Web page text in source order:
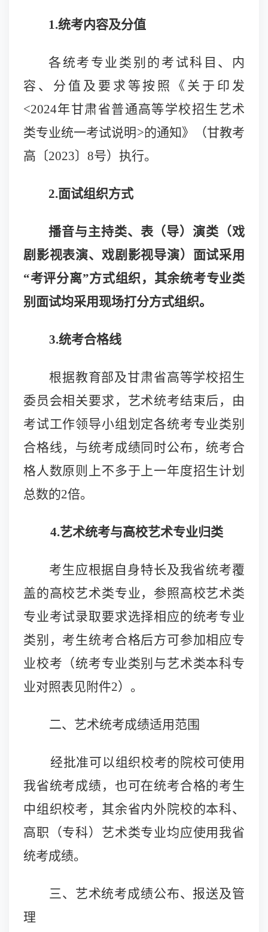
1.统考内容及分值
各统考 专业类别 的考试科目、内
容、分值及要求等按照《关于印发
<2024年甘肃省普通高等学校招生艺术
类专业统一考试说明>的通知》（甘教考
高〔2023〕8号） 执行。
2.面试组织方式
播音与主持类、表（导）演类（戏
剧影视表演、戏剧影视导演）面试采用
“考评分离”方式组织，其余统考专业类
别面试均采用现场打分方式组织。
3.统考合格线
根据教育部及甘肃省高等学校招生
委员会相关要求，艺术统考结束后，由
考试工作领导小组划定各统考专业类别
合格线，与统考成绩同时公布，统考合
格人数原则上不多于上一年度招生计划
总数的2倍。
4.艺术统考与高校艺术专业归类
考生应根据自身特长及我省统考覆
盖的高校艺术类专业，参照高校艺术类
专业考试录取要求选择相应的统考专业
类别，考生统考合格后方可参加相应专
业校考（统考专业类别与艺术类本科专
业对照表见附件2）。
二、艺术统考成绩适用范围
经批准可以组织校考的院校可使用
我省统考成绩，也可在统考合格的考生
中组织校考，其余省内外院校的本科、
高职（专科）艺术类专业均应使用我省
统考成绩。
三、艺术统考成绩公布、报送及管
理